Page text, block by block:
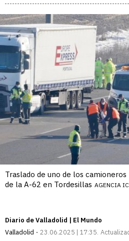
Traslado de uno de los
de la A-62 en Tordesillas AGENCIA
Diario de Valladolid | El Mundo
Valladolid
23.06.2025 | 17:35